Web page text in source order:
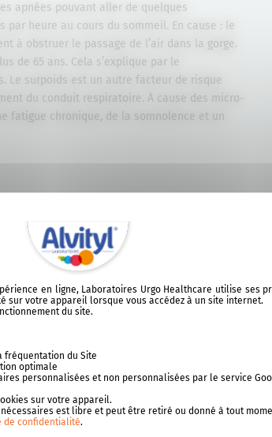
apnées pouvant aller de quelques
heure au cours du sommeil. En cause : le
à obstruer le passage de l’air dans la gorge.
de 65 ans. Cela s’explique par le
Le surpoids est un autre facteur de risque
du conduit respiratoire. À cause des micro-
fatigue chronique, de la somnolence et un
inhabituels et inconscients que l’on classe
on peut observer :
automatiques qui ne laissent aucun souvenir
quelques mots, voire des phrases pas
de 6 ans, elles se caractérisent par des
inconsciente.
en ligne, Laboratoires Urgo Healthcare utilise ses
sur votre appareil lorsque vous accédez à un site internet.
du site.
fréquentation du Site
optimale
personnalisées et non personnalisées par le service
sur votre appareil.
est libre et peut être retiré ou donné à tout
de confidentialité.